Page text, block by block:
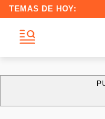
TEMAS DE HOY: